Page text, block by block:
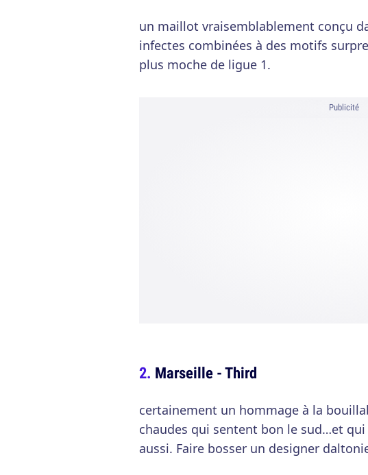
un maillot vraisemblablement conçu
infectes combinées à des motifs
plus moche de ligue 1.
Publicité
Marseille - Third
certainement un hommage à la
chaudes qui sentent bon le sud…et
aussi. Faire bosser un designer